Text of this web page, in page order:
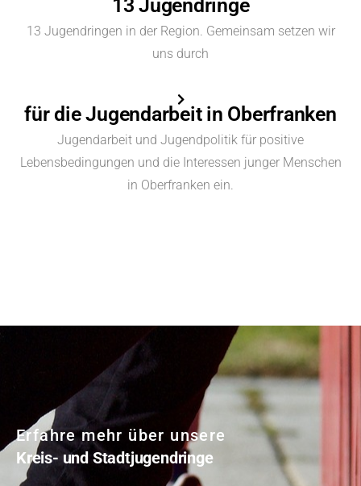
13 Jugendringe
13 Jugendringen in der Region. Gemeinsam setzen wir
uns durch
für die Jugendarbeit in Oberfranken
Jugendarbeit und Jugendpolitik für positive
Lebensbedingungen und die Interessen junger Menschen
in Oberfranken ein.
Erfahre mehr über unsere
Kreis- und Stadtjugendringe